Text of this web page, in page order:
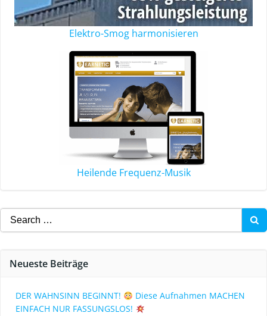
Elektro-Smog harmonisieren
Heilende Frequenz-Musik
Neueste Beiträge
DER WAHNSINN BEGINNT!
Diese Aufnahmen MACHEN
EINFACH NUR FASSUNGSLOS!